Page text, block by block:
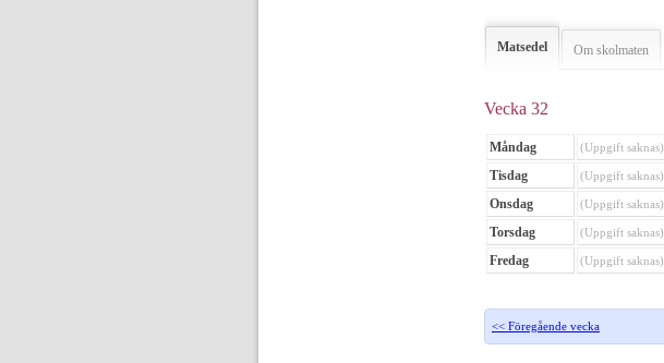
Matsedel Om skolmaten
Vecka 32
Måndag (Uppgift saknas)
Tisdag (Uppgift saknas)
Onsdag (Uppgift saknas)
Torsdag (Uppgift saknas)
Fredag (Uppgift saknas)
<< Föregående vecka